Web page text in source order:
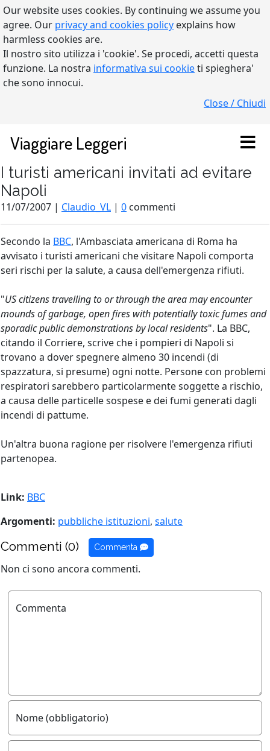
Our website uses cookies. By continuing we assume you
agree. Our privacy and cookies policy explains how
harmless cookies are.
Il nostro sito utilizza i 'cookie'. Se procedi, accetti questa
funzione. La nostra informativa sui cookieti spieghera'
che sono innocui.
Close / Chiudi
Viaggiare Leggeri
I turisti americani invitati ad evitare
Napoli
11/07/2007 | Claudio_VL | 0 commenti
Secondo la BBC, l'Ambasciata americana di Roma ha
avvisato i turisti americani che visitare Napoli comporta
seri rischi per la salute, a causa dell'emergenza rifiuti.
"US citizens travelling to or through the area may encounter
mounds of garbage, open fires with potentially toxic fumes and
sporadic public demonstrations by local residents". La BBC,
citando il Corriere, scrive che i pompieri di Napoli si
trovano a dover spegnere almeno 30 incendi (di
spazzatura, si presume) ogni notte. Persone con problemi
respiratori sarebbero particolarmente soggette a rischio,
a causa delle particelle sospese e dei fumi generati dagli
incendi di pattume.
Un'altra buona ragione per risolvere l'emergenza rifiuti
partenopea.
Link: BBC
Argomenti: pubbliche istituzioni, salute
Commenti (0) Commenta
Non ci sono ancora commenti.
Commenta
Nome (obbligatorio)